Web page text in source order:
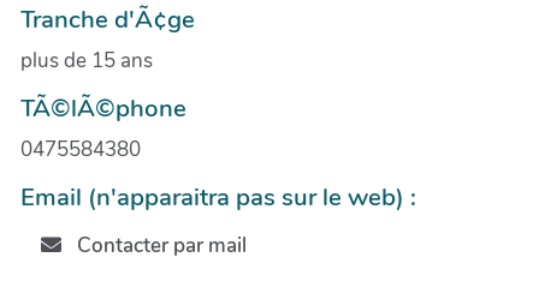
Tranche d'Ã¢ge
plus de 15 ans
TÃ©lÃ©phone
0475584380
Email (n'apparaitra pas sur le web) :
Contacter par mail